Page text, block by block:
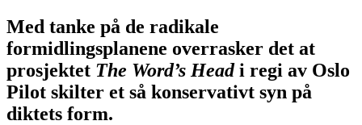
Med tanke på de radikale
formidlingsplanene overrasker det at
prosjektet The Word’s Headi regi av Oslo
Pilot skilter et så konservativt syn på
diktets form.